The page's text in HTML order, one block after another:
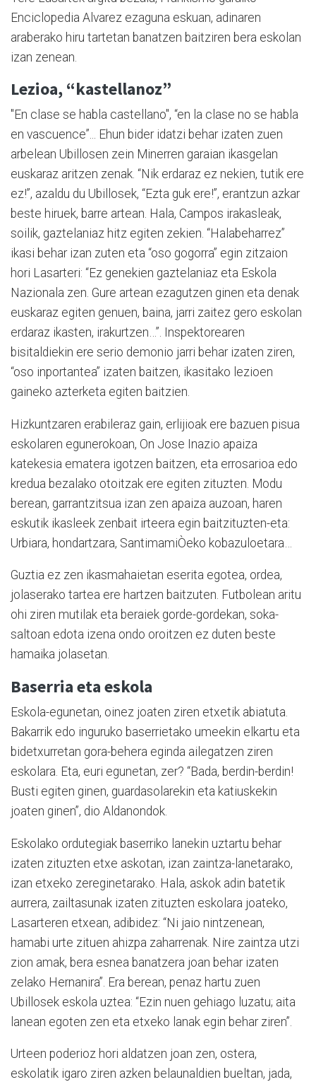
Enciclopedia Alvarez ezaguna eskuan, adinaren
araberako hiru tartetan banatzen baitziren bera eskolan
izan zenean.
Lezioa, “kastellanoz”
"En clase se habla castellano", “en la clase no se habla
en vascuence”... Ehun bider idatzi behar izaten zuen
arbelean Ubillosen zein Minerren garaian ikasgelan
euskaraz aritzen zenak. “Nik erdaraz ez nekien, tutik ere
ez!”, azaldu du Ubillosek, “Ezta guk ere!”, erantzun azkar
beste hiruek, barre artean. Hala, Campos irakasleak,
soilik, gaztelaniaz hitz egiten zekien. “Halabeharrez”
ikasi behar izan zuten eta “oso gogorra” egin zitzaion
hori Lasarteri: “Ez genekien gaztelaniaz eta Eskola
Nazionala zen. Gure artean ezagutzen ginen eta denak
euskaraz egiten genuen, baina, jarri zaitez gero eskolan
erdaraz ikasten, irakurtzen…”. Inspektorearen
bisitaldiekin ere serio demonio jarri behar izaten ziren,
“oso inportantea” izaten baitzen, ikasitako lezioen
gaineko azterketa egiten baitzien.
Hizkuntzaren erabileraz gain, erlijioak ere bazuen pisua
eskolaren egunerokoan, On Jose Inazio apaiza
katekesia ematera igotzen baitzen, eta errosarioa edo
kredua bezalako otoitzak ere egiten zituzten. Modu
berean, garrantzitsua izan zen apaiza auzoan, haren
eskutik ikasleek zenbait irteera egin baitzituzten-eta:
Urbiara, hondartzara, SantimamiÒeko kobazuloetara…
Guztia ez zen ikasmahaietan eserita egotea, ordea,
jolaserako tartea ere hartzen baitzuten. Futbolean aritu
ohi ziren mutilak eta beraiek gorde-gordekan, soka-
saltoan edota izena ondo oroitzen ez duten beste
hamaika jolasetan.
Baserria eta eskola
Eskola-egunetan, oinez joaten ziren etxetik abiatuta.
Bakarrik edo inguruko baserrietako umeekin elkartu eta
bidetxurretan gora-behera eginda ailegatzen ziren
eskolara. Eta, euri egunetan, zer? “Bada, berdin-berdin!
Busti egiten ginen, guardasolarekin eta katiuskekin
joaten ginen”, dio Aldanondok.
Eskolako ordutegiak baserriko lanekin uztartu behar
izaten zituzten etxe askotan, izan zaintza-lanetarako,
izan etxeko zereginetarako. Hala, askok adin batetik
aurrera, zailtasunak izaten zituzten eskolara joateko,
Lasarteren etxean, adibidez: “Ni jaio nintzenean,
hamabi urte zituen ahizpa zaharrenak. Nire zaintza utzi
zion amak, bera esnea banatzera joan behar izaten
zelako Hernanira”. Era berean, penaz hartu zuen
Ubillosek eskola uztea: “Ezin nuen gehiago luzatu; aita
lanean egoten zen eta etxeko lanak egin behar ziren”.
Urteen poderioz hori aldatzen joan zen, ostera,
eskolatik igaro ziren azken belaunaldien bueltan, jada,